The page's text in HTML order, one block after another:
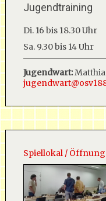
Jugendtraining
Di. 16 bis 18.30 Uhr
Sa. 9.30 bis 14 Uhr
Jugendwart:
Spiellokal /